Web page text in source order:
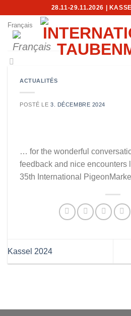
content
28.11-29.11.2026 |
Français
ACTUALITÉS
POSTÉ LE3. DÉCEMBRE 2024
… for the wonderful
feedback and nice encounters
35th International
Kassel 2024